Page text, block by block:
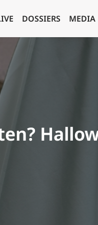
DOSSIERS MEDIA